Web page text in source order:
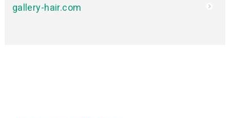
gallery-hair.com